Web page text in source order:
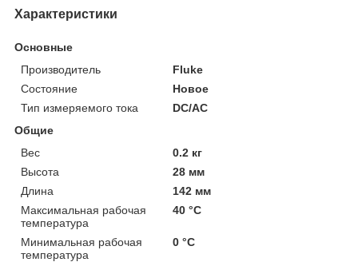
Характеристики
Основные
Производитель
Fluke
Состояние
Новое
Тип измеряемого тока
DC/AC
Общие
Вес
0.2 кг
Высота
28 мм
Длина
142 мм
Максимальная рабочая
температура
40 °С
Минимальная рабочая
температура
0 °С